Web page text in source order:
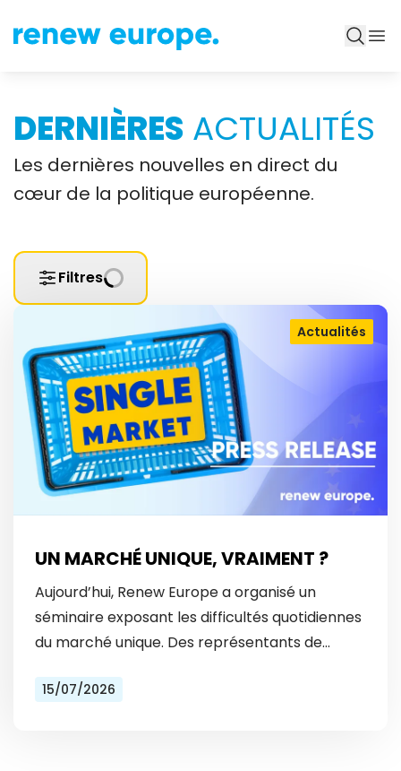
DERNIÈRES ACTUALITÉS
Les dernières nouvelles en direct du
cœur de la politique européenne.
Filtres
Actualités
UN MARCHÉ UNIQUE, VRAIMENT ?
Aujourd’hui, Renew Europe a organisé un
séminaire exposant les difficultés quotidiennes
du marché unique. Des représentants de
auxquels ils font face tous les…
15/07/2026